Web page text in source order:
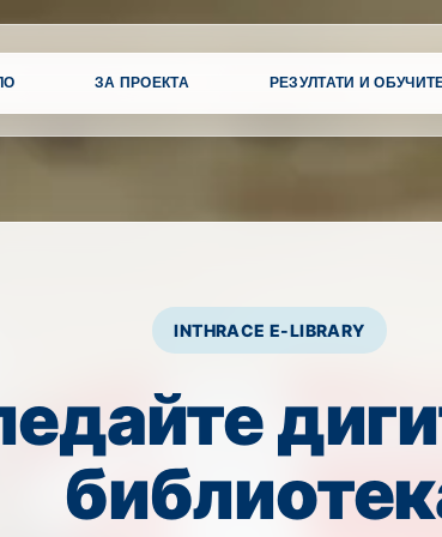
ЗА ПРОЕКТА РЕЗУЛТАТИ И
INTHRACE E-LIBRARY